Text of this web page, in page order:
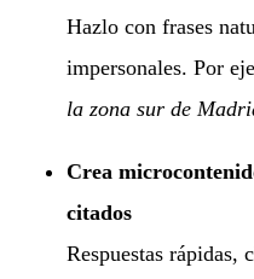
Hazlo con frases
impersonales. Por
la zona sur de
Crea
citados
Respuestas rápidas,